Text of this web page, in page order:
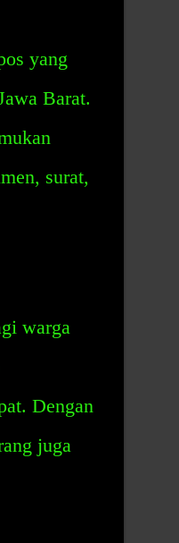
yang
Barat.
surat,
warga
Dengan
juga